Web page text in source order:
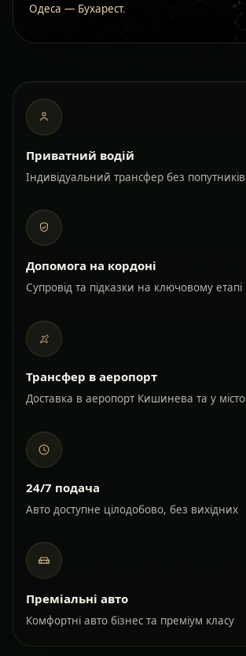
Одеса — Бухарест.
Приватний водій
Індивідуальний трансфер без попутників
Допомога на кордоні
Супровід та підказки на ключовому етапі
Трансфер в аеропорт
Доставка в аеропорт Кишинева та у місто
24/7 подача
Авто доступне цілодобово, без вихідних
Преміальні авто
Комфортні авто бізнес та преміум класу